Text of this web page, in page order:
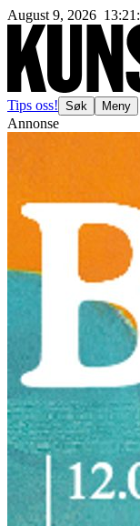
August 9, 2026 13:21 :
Tips oss! Søk Meny
Annonse